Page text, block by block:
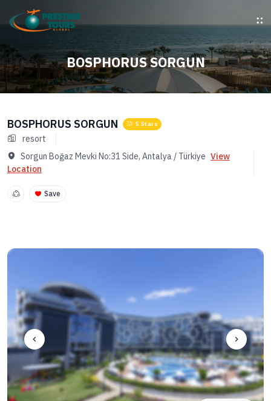
BOSPHORUS SORGUN
BOSPHORUS SORGUN 5 Stars
resort
Sorgun Boğaz Mevki No:31 Side, Antalya / Türkiye View
Location
Save